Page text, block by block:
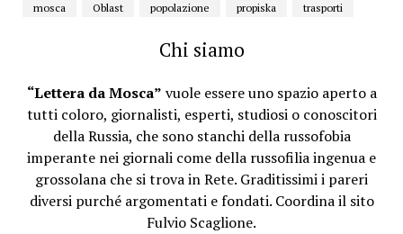
mosca
Oblast popolazione propiska trasporti
Chi siamo
“Lettera da Mosca” vuole essere uno spazio aperto a
tutti coloro, giornalisti, esperti, studiosi o conoscitori
della Russia, che sono stanchi della russofobia
imperante nei giornali come della russofilia ingenua e
grossolana che si trova in Rete. Graditissimi i pareri
diversi purché argomentati e fondati. Coordina il sito
Fulvio Scaglione.